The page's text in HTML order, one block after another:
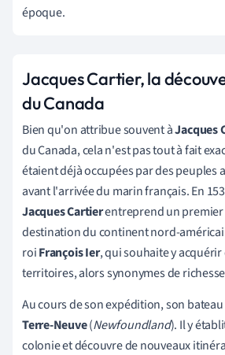
époque.
Jacques Cartier, la
du Canada
Bien qu'on attribue souvent àJacques
du Canada, cela n'est pas tout à fait
étaient déjà occupées par des peuples
avant l'arrivée du marin français.En
Jacques Cartierentreprend un premier
destination du continent nord-
roiFrançois Ier, qui souhaite y
territoires, alors synonymes de
Au cours de son expédition, son
Terre-Neuve(Newfoundland). Il y
colonie et découvre de nouveaux